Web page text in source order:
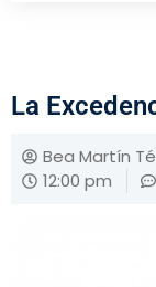
La
Bea Martín
12:00 pm